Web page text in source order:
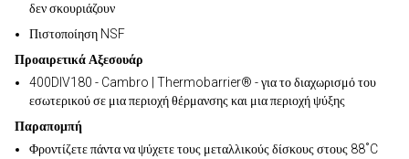
δεν σκουριάζουν
Πιστοποίηση NSF
Προαιρετικά Αξεσουάρ
400DIV180 - Cambro | Thermobarrier® - για το διαχωρισμό του
εσωτερικού σε μια περιοχή θέρμανσης και μια περιοχή ψύξης
Παραπομπή
Φροντίζετε πάντα να ψύχετε τους μεταλλικούς δίσκους στους 88˚C